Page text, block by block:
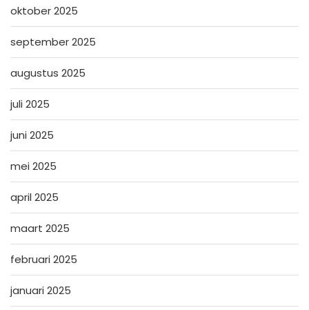
oktober 2025
september 2025
augustus 2025
juli 2025
juni 2025
mei 2025
april 2025
maart 2025
februari 2025
januari 2025